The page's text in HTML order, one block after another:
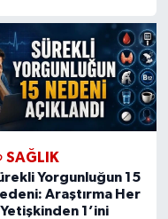
SAĞLIK
Yorgunluğun 15
Araştırma Her
1’ini